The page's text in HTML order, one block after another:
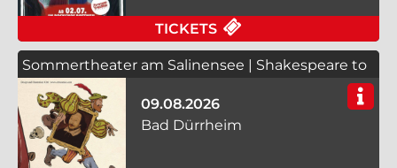
TICKETS
Sommertheater am Salinensee | Shakespeare to
go
09.08.2026
Bad Dürrheim